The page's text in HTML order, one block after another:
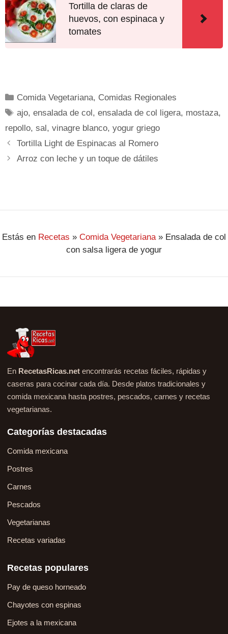
Tortilla de claras de
huevos, con espinaca y
tomates
Comida Vegetariana, Comidas Regionales
ajo,ensalada de col,ensalada de col ligera, mostaza,
repollo, sal, vinagre blanco, yogur griego
Tortilla Light de Espinacas al Romero
Arroz con leche y un toque de dátiles
Estás en Recetas » Comida Vegetariana » Ensalada de col
con salsa ligera de yogur
En RecetasRicas.net encontrarás recetas fáciles, rápidas y
caseras para cocinar cada día. Desde platos tradicionales y
comida mexicana hasta postres, pescados, carnes y recetas
vegetarianas.
Categorías destacadas
Comida mexicana
Postres
Carnes
Pescados
Vegetarianas
Recetas variadas
Recetas populares
Pay de queso horneado
Chayotes con espinas
Ejotes a la mexicana